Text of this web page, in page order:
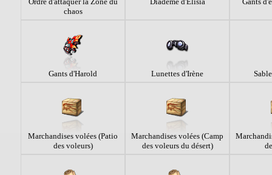
chaos
Gants d'Harold Lunettes d'Irène
Marchandises volées (Patio
des voleurs)
Marchandises volées (Camp
des voleurs du désert)